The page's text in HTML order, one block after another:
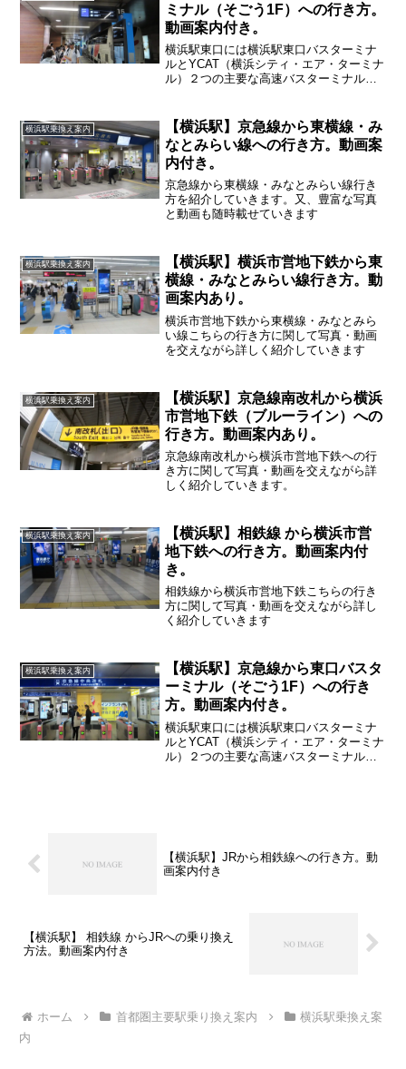
ミナル（そごう1F）への行き方。
動画案内付き。
横浜駅東口には横浜駅東口バスターミナ
ルとYCAT（横浜シティ・エア・ターミナ
ル）２つの主要な高速バスターミナルが
していきます
横浜駅乗換え案内
【横浜駅】京急線から東横線・み
なとみらい線への行き方。動画案
内付き。
京急線から東横線・みなとみらい線行き
方を紹介していきます。又、豊富な写真
と動画も随時載せていきます
横浜駅乗換え案内
【横浜駅】横浜市営地下鉄から東
横線・みなとみらい線行き方。動
画案内あり。
横浜市営地下鉄から東横線・みなとみら
い線こちらの行き方に関して写真・動画
を交えながら詳しく紹介していきます
横浜駅乗換え案内
【横浜駅】京急線南改札から横浜
市営地下鉄（ブルーライン）への
行き方。動画案内あり。
京急線南改札から横浜市営地下鉄への行
き方に関して写真・動画を交えながら詳
しく紹介していきます。
横浜駅乗換え案内
【横浜駅】相鉄線 から横浜市営
地下鉄への行き方。動画案内付
き。
相鉄線から横浜市営地下鉄こちらの行き
方に関して写真・動画を交えながら詳し
く紹介していきます
横浜駅乗換え案内
【横浜駅】京急線から東口バスタ
ーミナル（そごう1F）への行き
方。動画案内付き。
横浜駅東口には横浜駅東口バスターミナ
ルとYCAT（横浜シティ・エア・ターミナ
ル）２つの主要な高速バスターミナルが
【横浜駅】JRから相鉄線への行き方。動
画案内付き
【横浜駅】 相鉄線 からJRへの乗り換え
方法。動画案内付き
ホーム 首都圏主要駅乗り換え案内
横浜駅乗換え案
内